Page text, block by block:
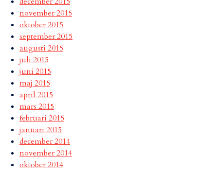
november 2015
oktober 2015
september 2015
augusti 2015
juli 2015
juni 2015
maj 2015
april 2015
mars 2015
februari 2015
januari 2015
december 2014
november 2014
oktober 2014